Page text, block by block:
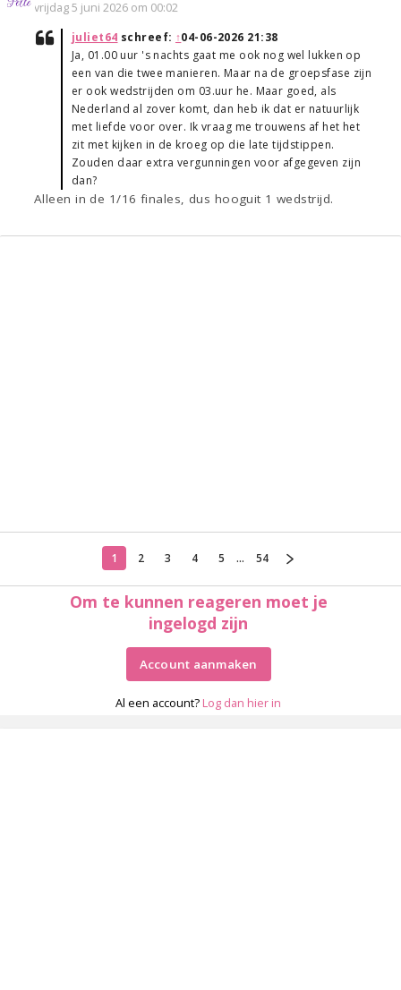
vrijdag 5 juni 2026 om 00:02
juliet64 schreef: ↑04-06-2026 21:38
Ja, 01.00 uur 's nachts gaat me ook nog wel lukken op
een van die twee manieren. Maar na de groepsfase zijn
er ook wedstrijden om 03.uur he. Maar goed, als
Nederland al zover komt, dan heb ik dat er natuurlijk
met liefde voor over. Ik vraag me trouwens af het het
zit met kijken in de kroeg op die late tijdstippen.
Zouden daar extra vergunningen voor afgegeven zijn
dan?
Alleen in de 1/16 finales, dus hooguit 1 wedstrijd.
1 2 3 4 5 ... 54
Om te kunnen reageren moet je
ingelogd zijn
Account aanmaken
Al een account? Log dan hier in